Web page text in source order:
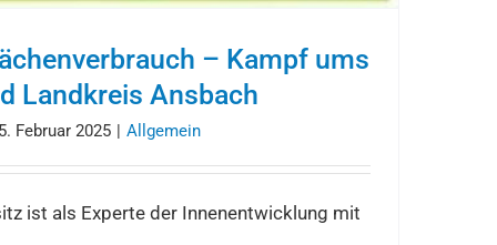
– Kampf ums
Landkreis Ansbach
Februar 2025 | Allgemein
ist als Experte der Innenentwicklung mit